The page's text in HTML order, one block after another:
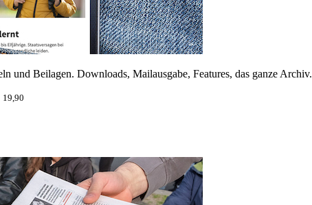
und Beilagen. Downloads, Mailausgabe, Features, das ganze Archiv.
19,90